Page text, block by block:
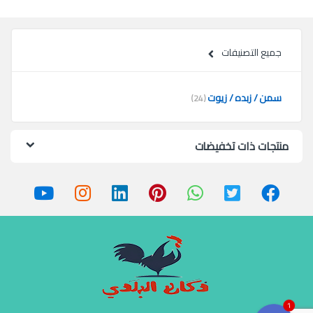
جميع التصنيفات
سمن / زبده / زيوت(24)
منتجات ذات تخفيضات
1